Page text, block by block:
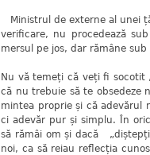
Ministrul de externe al unei
verificare, nu procedează
mersul pe jos, dar rămâne
Nu vă temeți că veți fi socotit
că nu trebuie să te obsedeze
mintea proprie și că adevărul
ci adevăr pur și simplu. În
să rămâi om și dacă
noi, ca să reiau reflecția